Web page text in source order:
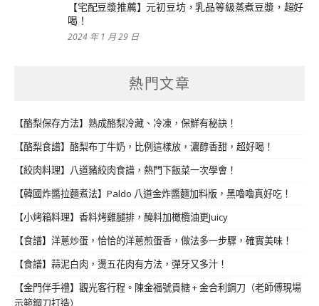
【宅配豆漿推薦】元初豆坊，乳品等級蒸煮豆漿，超好
喝！
2024 年 1 月 29 日
熱門文章
【酪梨保存方法】熟成酪梨冷藏、冷凍，保鮮有秘訣！
【酪梨食譜】酪梨布丁牛奶，比例這樣放，濃醇香甜，超好喝！
【絞肉料理】八道豬絞肉食譜，熱門下飯菜一次學會！
【韓國炸醬拉麵煮法】Paldo 八道金炸醬麵加料版，黑嚕嚕真好吃！
【小烤箱料理】香料烤雞腿排，醃料加橄欖油更Juicy
【食譜】洋蔥炒蛋，恰恰的洋蔥煎蛋香，做法多一步驟，確實美味！
【食譜】蒜泥白肉，燙五花肉有方法，彈牙又多汁！
【金門伴手禮】觀光客行程。陳金福號貢糖 + 金合利鋼刀（老師傅現場
示範鋼刀打造）